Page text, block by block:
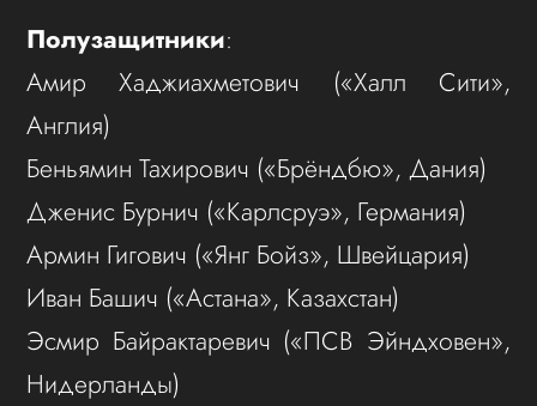
Полузащитники:
Амир Хаджиахметович («Халл Сити»,
Англия)
Беньямин Тахирович («Брёндбю», Дания)
Дженис Бурнич («Карлсруэ», Германия)
Армин Гигович («Янг Бойз», Швейцария)
Иван Башич («Астана», Казахстан)
Эсмир Байрактаревич («ПСВ Эйндховен»,
Нидерланды)